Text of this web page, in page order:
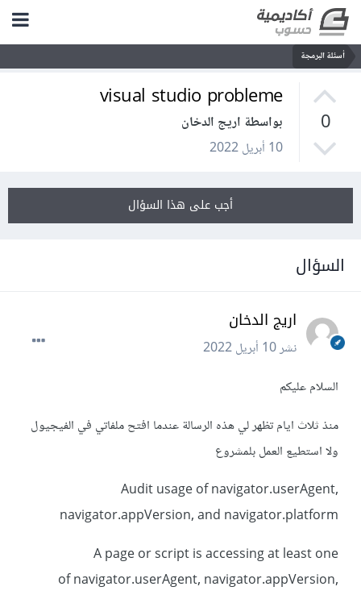
أسئلة البرمجة
0
visual studio probleme
بواسطة اريج الدخان
10 أبريل 2022
أجب على هذا السؤال
السؤال
اريج الدخان
نشر10 أبريل 2022
السلام عليكم
منذ ثلاث ايام تظهر لي هذه الرسالة عندما افتح ملفاتي في الفيجيول
ولا استطيع العمل بلمشروع
Audit usage of navigator.userAgent,
navigator.appVersion, and navigator.platform
A page or script is accessing at least one
of navigator.userAgent, navigator.appVersion,